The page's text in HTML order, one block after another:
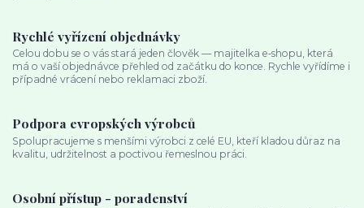
Rychlé vyřízení objednávky
Celou dobu se o vás stará jeden člověk — majitelka e‑shopu, která
má o vaší objednávce přehled od začátku do konce. Rychle vyřídíme i
případné vrácení nebo reklamaci zboží.
Podpora evropských výrobců
Spolupracujeme s menšími výrobci z celé EU, kteří kladou důraz na
kvalitu, udržitelnost a poctivou řemeslnou práci.
Osobní přístup - poradenství